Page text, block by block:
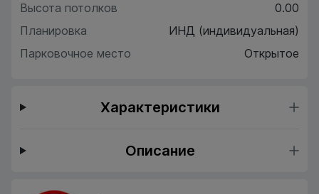
Высота потолков
0.00
Планировка
ИНД (индивидуальная)
Парковочное место
Открытое
Характеристики
Описание